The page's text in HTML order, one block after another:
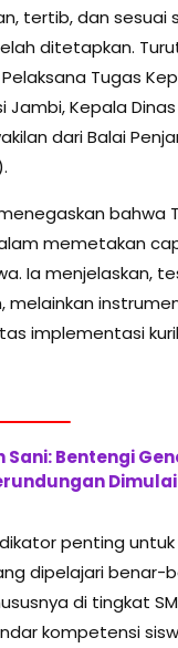
tertib, dan sesuai
ditetapkan.
Tugas
Jambi, Kepala
dari Balai
bahwa
memetakan
Ia menjelaskan,
melainkan
implementasi
Bentengi
penting
dipelajari benar-
di tingkat
kompetensi